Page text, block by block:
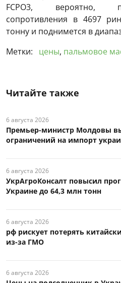
FCPO3, вероятно,
сопротивления в 4697
тонну и поднимется в
Метки:
цены, пальмовое
Читайте также
6 августа 2026
Премьер-министр Молдовы
ограничений на импорт
6 августа 2026
УкрАгроКонсалт повысил
Украине до 64,3 млн тонн
6 августа 2026
рф рискует потерять
из-за ГМО
6 августа 2026